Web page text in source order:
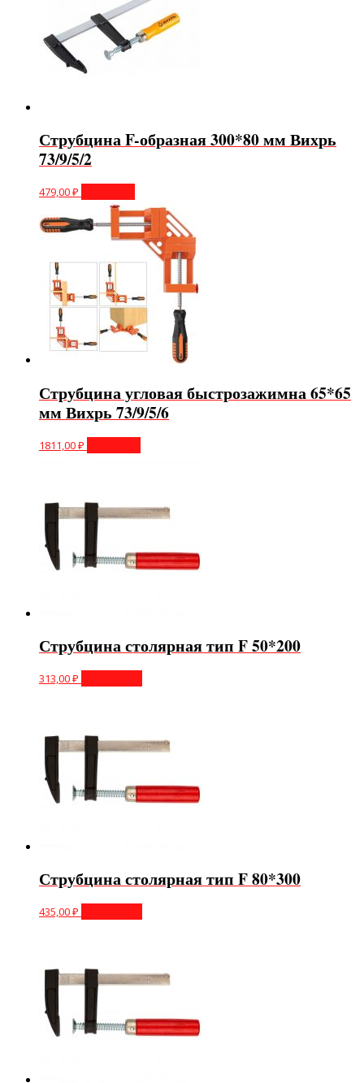
Струбцина F-образная 300*80 мм Вихрь
73/9/5/2
479,00₽
Струбцина угловая быстрозажимна 65*65
мм Вихрь 73/9/5/6
1811,00₽
Струбцина столярная тип F 50*200
313,00₽
Струбцина столярная тип F 80*300
435,00₽